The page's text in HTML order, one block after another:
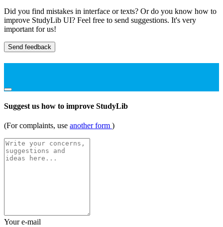
Did you find mistakes in interface or texts? Or do you know how to
improve StudyLib UI? Feel free to send suggestions. It's very
important for us!
Send feedback
Suggest us how to improve StudyLib
(For complaints, use another form )
Your e-mail